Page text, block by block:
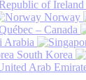
Norway
– Canada
Arabia
South Korea